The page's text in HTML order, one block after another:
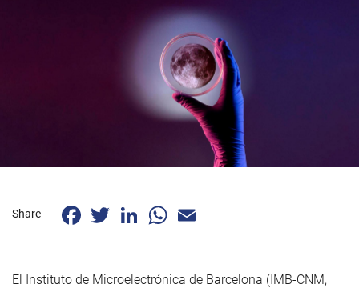
Share FacebookTwitterLinkedInWhatsApp
El Instituto de Microelectrónica de Barcelona (IMB-CNM,